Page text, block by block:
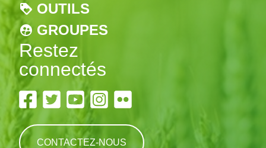
OUTILS
GROUPES
Restez
connectés
CONTACTEZ-NOUS